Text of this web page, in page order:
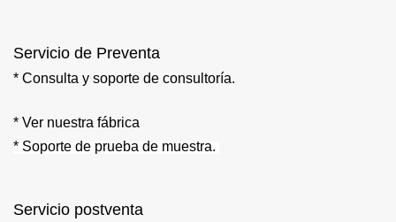
Servicio de Preventa
* Consulta y soporte de consultoría.
* Ver nuestra fábrica
* Soporte de prueba de muestra.
Servicio postventa